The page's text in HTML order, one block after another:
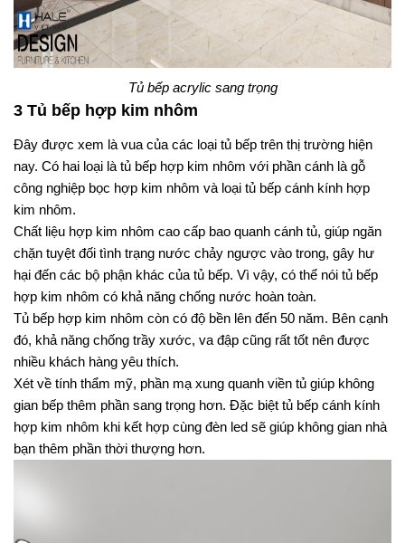
Tủ bếp acrylic sang trọng
3 Tủ bếp hợp kim nhôm
Đây được xem là vua của các loại tủ bếp trên thị trường hiện
nay. Có hai loại là tủ bếp hợp kim nhôm với phần cánh là gỗ
công nghiệp bọc hợp kim nhôm và loại tủ bếp cánh kính hợp
kim nhôm.
Chất liệu hợp kim nhôm cao cấp bao quanh cánh tủ, giúp ngăn
chặn tuyệt đối tình trạng nước chảy ngược vào trong, gây hư
hại đến các bộ phận khác của tủ bếp. Vì vậy, có thể nói tủ bếp
hợp kim nhôm có khả năng chống nước hoàn toàn.
Tủ bếp hợp kim nhôm còn có độ bền lên đến 50 năm. Bên cạnh
đó, khả năng chống trầy xước, va đập cũng rất tốt nên được
nhiều khách hàng yêu thích.
Xét về tính thẩm mỹ, phần mạ xung quanh viền tủ giúp không
gian bếp thêm phần sang trọng hơn. Đặc biệt tủ bếp cánh kính
hợp kim nhôm khi kết hợp cùng đèn led sẽ giúp không gian nhà
bạn thêm phần thời thượng hơn.